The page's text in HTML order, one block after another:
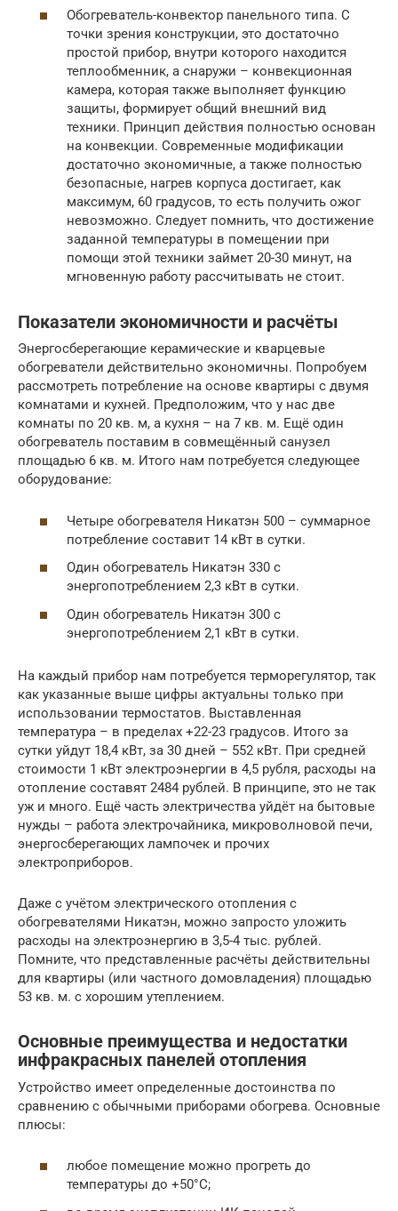
Обогреватель-конвектор панельного типа. С
точки зрения конструкции, это достаточно
простой прибор, внутри которого находится
теплообменник, а снаружи – конвекционная
камера, которая также выполняет функцию
защиты, формирует общий внешний вид
техники. Принцип действия полностью основан
на конвекции. Современные модификации
достаточно экономичные, а также полностью
безопасные, нагрев корпуса достигает, как
максимум, 60 градусов, то есть получить ожог
невозможно. Следует помнить, что достижение
заданной температуры в помещении при
помощи этой техники займет 20-30 минут, на
мгновенную работу рассчитывать не стоит.
Показатели экономичности и расчёты
Энергосберегающие керамические и кварцевые
обогреватели действительно экономичны. Попробуем
рассмотреть потребление на основе квартиры с двумя
комнатами и кухней. Предположим, что у нас две
комнаты по 20 кв. м, а кухня – на 7 кв. м. Ещё один
обогреватель поставим в совмещённый санузел
площадью 6 кв. м. Итого нам потребуется следующее
оборудование:
Четыре обогревателя Никатэн 500 – суммарное
потребление составит 14 кВт в сутки.
Один обогреватель Никатэн 330 с
энергопотреблением 2,3 кВт в сутки.
Один обогреватель Никатэн 300 с
энергопотреблением 2,1 кВт в сутки.
На каждый прибор нам потребуется терморегулятор, так
как указанные выше цифры актуальны только при
использовании термостатов. Выставленная
температура – в пределах +22-23 градусов. Итого за
сутки уйдут 18,4 кВт, за 30 дней – 552 кВт. При средней
стоимости 1 кВт электроэнергии в 4,5 рубля, расходы на
отопление составят 2484 рублей. В принципе, это не так
уж и много. Ещё часть электричества уйдёт на бытовые
нужды – работа электрочайника, микроволновой печи,
энергосберегающих лампочек и прочих
электроприборов.
Даже с учётом электрического отопления с
обогревателями Никатэн, можно запросто уложить
расходы на электроэнергию в 3,5-4 тыс. рублей.
Помните, что представленные расчёты действительны
для квартиры (или частного домовладения) площадью
53 кв. м. с хорошим утеплением.
Основные преимущества и недостатки
инфракрасных панелей отопления
Устройство имеет определенные достоинства по
сравнению с обычными приборами обогрева. Основные
плюсы:
любое помещение можно прогреть до
температуры до +50°С;